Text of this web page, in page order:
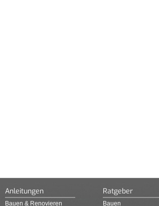
Anleitungen
Bauen & Renovieren
Ratgeber
Bauen